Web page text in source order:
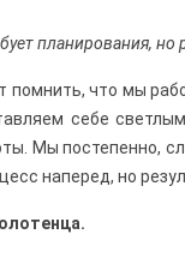
планирования, но
помнить, что мы
себе
Мы постепенно,
наперед, но